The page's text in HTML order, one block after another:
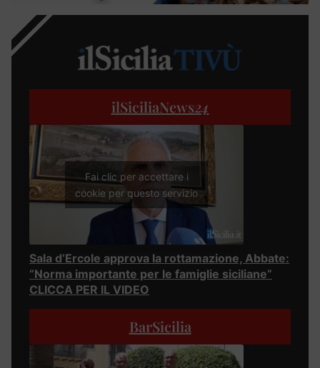
ilSiciliaNews24
Fai clic per accettare i
cookie per questo servizio
Sala d’Ercole approva la rottamazione, Abbate:
“Norma importante per le famiglie siciliane”
CLICCA PER IL VIDEO
BarSicilia